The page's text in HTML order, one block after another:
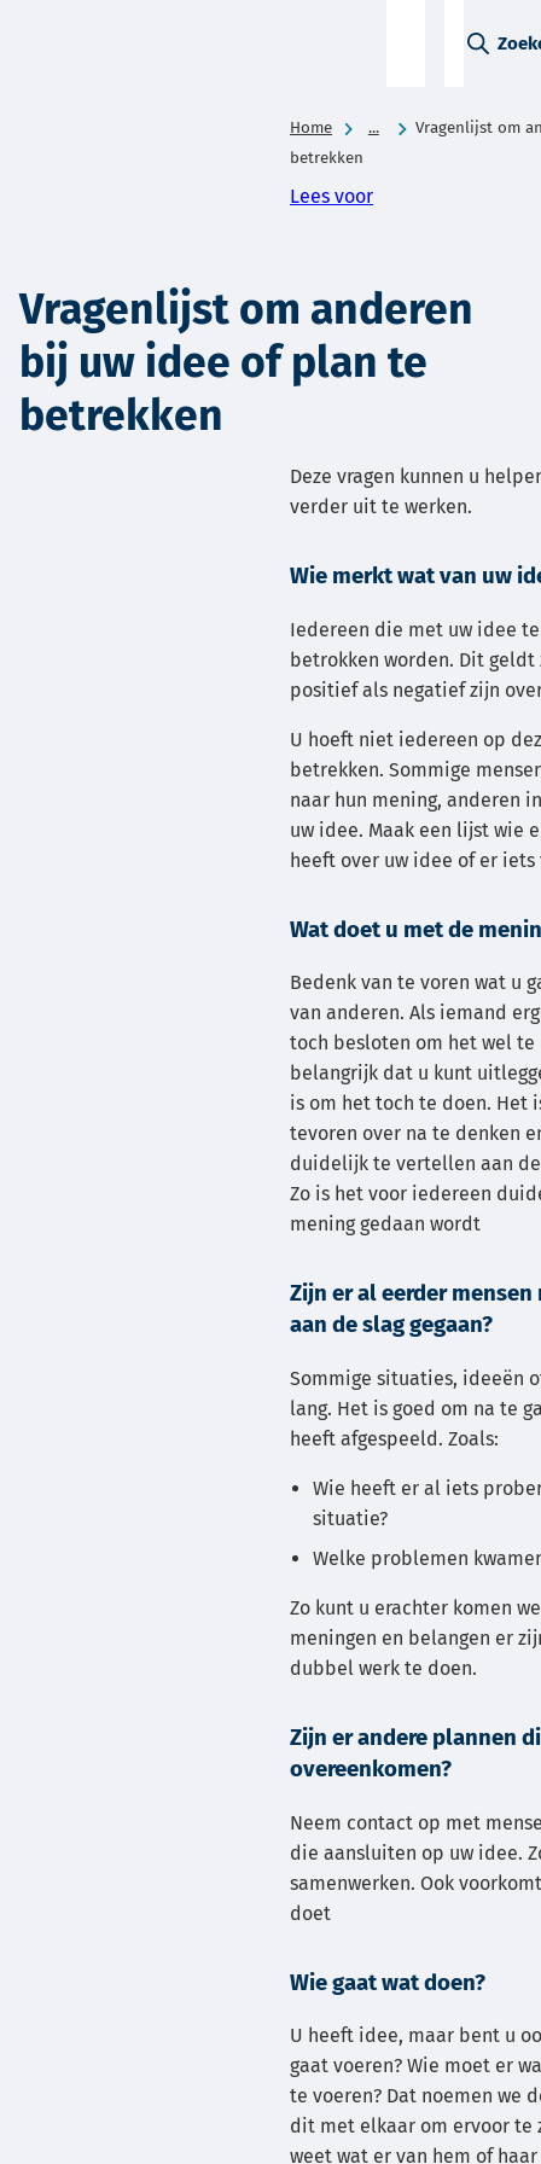
Home ...
Vragenlijst om
betrekken
Lees voor
Vragenlijst om anderen
bij uw idee of plan te
betrekken
Deze vragen kunnen u
verder uit te werken.
Wie merkt wat van uw
Iedereen die met uw idee
betrokken worden. Dit geldt
positief als negatief zijn
U hoeft niet iedereen op
betrekken. Sommige
naar hun mening, anderen
uw idee. Maak een lijst wie
heeft over uw idee of er
Wat doet u met de
Bedenk van te voren wat u
van anderen. Als iemand
toch besloten om het wel te
belangrijk dat u kunt
is om het toch te doen. Het
tevoren over na te denken
duidelijk te vertellen aan
Zo is het voor iedereen
mening gedaan wordt
Zijn er al eerder
aan de slag gegaan?
Sommige situaties, ideeën
lang. Het is goed om na te
heeft afgespeeld. Zoals:
Wie heeft er al iets
situatie?
Welke problemen
Zo kunt u erachter komen
meningen en belangen er
dubbel werk te doen.
Zijn er andere plannen
overeenkomen?
Neem contact op met
die aansluiten op uw idee.
samenwerken. Ook
doet
Wie gaat wat doen?
U heeft idee, maar bent u
gaat voeren? Wie moet er
te voeren? Dat noemen we
dit met elkaar om ervoor te
weet wat er van hem of